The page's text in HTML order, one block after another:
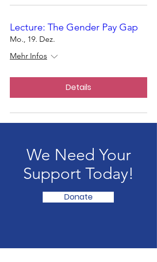
Lecture: The Gender Pay Gap
Mo., 19. Dez.
Mehr Infos
Details
We Need Your
Support Today!
Donate